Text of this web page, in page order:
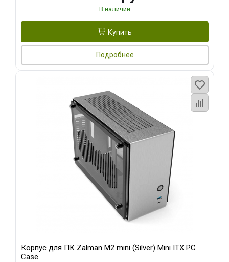
В наличии
Купить
Подробнее
Корпус для ПК Zalman M2 mini (Silver) Mini ITX PC
Case